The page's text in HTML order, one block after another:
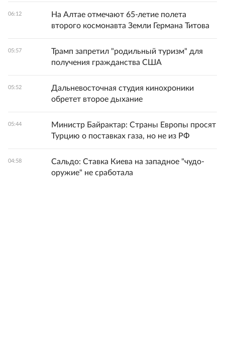
06:12
На Алтае отмечают 65-летие полета
второго космонавта Земли Германа Титова
05:57
Трамп запретил "родильный туризм" для
получения гражданства США
05:52
Дальневосточная студия кинохроники
обретет второе дыхание
05:44
Министр Байрактар: Страны Европы просят
Турцию о поставках газа, но не из РФ
04:58
Сальдо: Ставка Киева на западное "чудо-
оружие" не сработала